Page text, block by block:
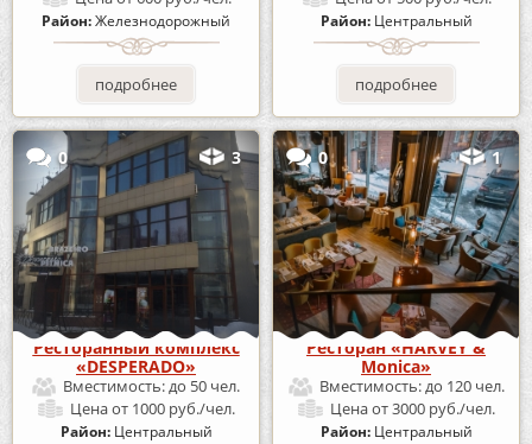
Район:Железнодорожный
подробнее
Район: Центральный
подробнее
0 3
Ресторанный комплекс
«DESPERADO»
Вместимость:до 50 чел.
Ценаот 1000 руб./чел.
Район: Центральный
0 1
Ресторан «HARVEY &
Monica»
Вместимость:до 120 чел.
Ценаот 3000 руб./чел.
Район: Центральный